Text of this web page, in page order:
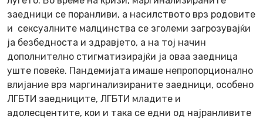
заедници се поранливи, а насилството врз родовите
и сексуалните малцинства се зголеми загрозувајќи
ја безбедноста и здравјето, а на тој начин
дополнително стигматизирајќи ја оваа заедница
уште повеќе. Пандемијата имаше непропорционално
влијание врз маргинализираните заедници, особено
ЛГБТИ заедниците, ЛГБТИ младите и
адолесцентите, кои и така се едни од најранливите